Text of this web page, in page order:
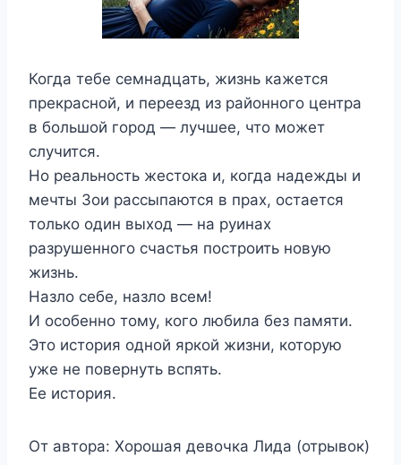
Когда тебе семнадцать, жизнь кажется
прекрасной, и переезд из районного центра
в большой город — лучшее, что может
случится.
Но реальность жестока и, когда надежды и
мечты Зои рассыпаются в прах, остается
только один выход — на руинах
разрушенного счастья построить новую
жизнь.
Назло себе, назло всем!
И особенно тому, кого любила без памяти.
Это история одной яркой жизни, которую
уже не повернуть вспять.
Ее история.
От автора: Хорошая девочка Лида (отрывок)